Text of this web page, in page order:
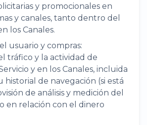
y promocionales en
y canales, tanto dentro del
los Canales.
usuario y compras:
tráfico y la actividad de
y en los Canales, incluida
historial de navegación (si está
de análisis y medición del
en relación con el dinero